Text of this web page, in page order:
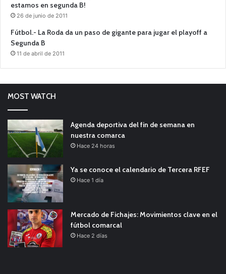
estamos en segunda B!
26 de junio de 2011
Fútbol.- La Roda da un paso de gigante para jugar el playoff a
Segunda B
11 de abril de 2011
MOST WATCH
Agenda deportiva del fin de semana en
nuestra comarca
Hace 24 horas
Ya se conoce el calendario de Tercera RFEF
Hace 1 día
Mercado de Fichajes: Movimientos clave en el
fútbol comarcal
Hace 2 días